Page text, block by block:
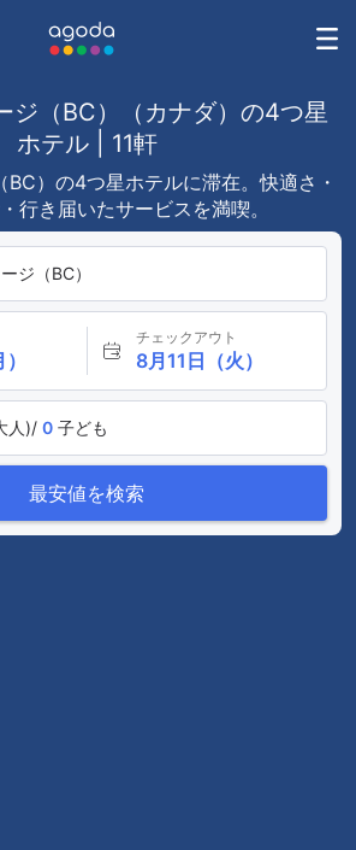
ジ（BC）（カナダ）の4つ星
ホテル | 11軒
BC）の4つ星ホテルに滞在。快適さ・
行き届いたサービスを満喫。
ジ（BC）
チェックアウト
8月11日（火）
人)/ 0 子ども
最安値を検索